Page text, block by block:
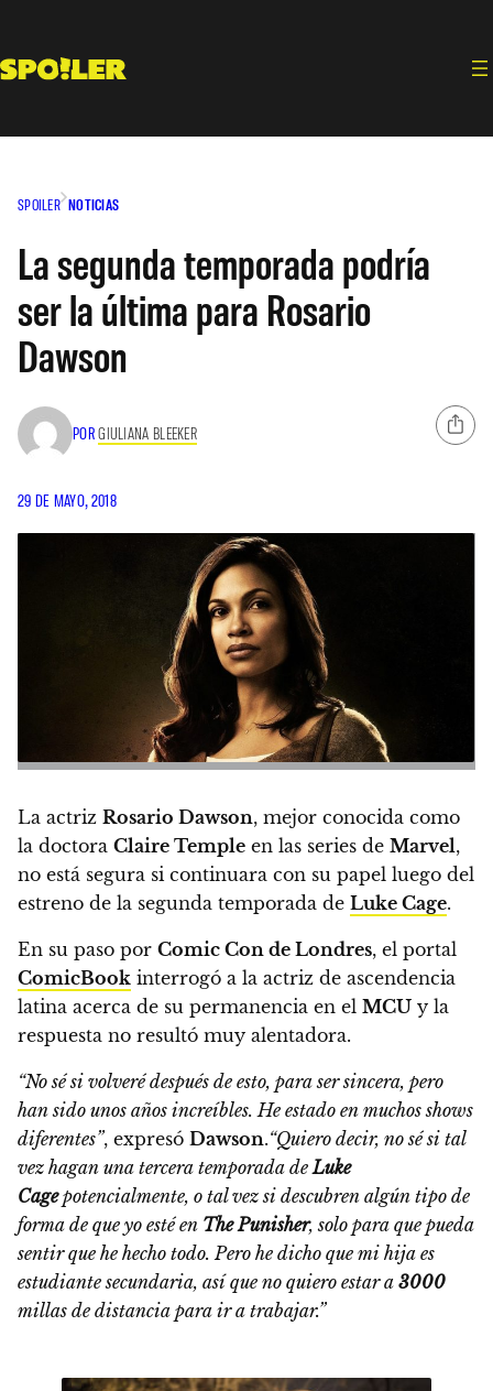
contenido
SPOILER NOTICIAS
La segunda temporada podría
ser la última para Rosario
Dawson
PORGIULIANA BLEEKER
29 DE MAYO, 2018
La actriz Rosario Dawson, mejor conocida como
la doctora Claire Temple en las series de Marvel,
no está segura si continuara con su papel luego del
estreno de la segunda temporada de Luke Cage.
En su paso por Comic Con de Londres, el portal
ComicBook interrogó a la actriz de ascendencia
latina acerca de su permanencia en el MCU y la
respuesta no resultó muy alentadora.
“No sé si volveré después de esto, para ser sincera, pero
han sido unos años increíbles. He estado en muchos shows
diferentes”, expresó Dawson.“Quiero decir, no sé si tal
vez hagan una tercera temporada deLuke
Cagepotencialmente, o tal vez si descubren algún tipo de
forma de que yo esté en The Punisher, solo para que pueda
sentir que he hecho todo.Pero he dicho que mi hija es
estudiante secundaria, así que no quiero estar a 3000
millas de distancia para ir a trabajar.”